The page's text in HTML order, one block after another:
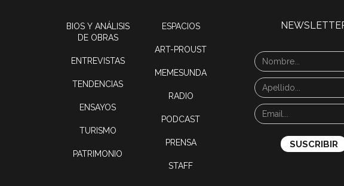
BIOS Y ANÁLISIS
DE OBRAS
ENTREVISTAS
TENDENCIAS
ENSAYOS
TURISMO
PATRIMONIO
ESPACIOS
ART-PROUST
MEMESUNDA
RADIO
PODCAST
PRENSA
STAFF